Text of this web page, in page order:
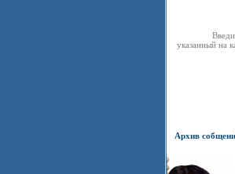
указанный на
Архив